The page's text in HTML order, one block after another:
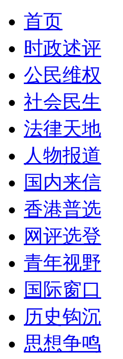
首页
时政述评
公民维权
社会民生
法律天地
人物报道
国内来信
香港普选
网评选登
青年视野
国际窗口
历史钩沉
思想争鸣